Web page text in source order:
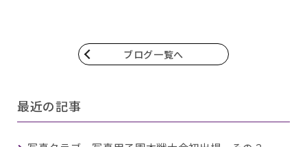
ブログ一覧へ
最近の記事